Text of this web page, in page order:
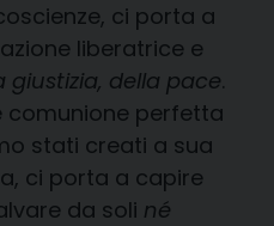
ci porta a
liberatrice e
giustizia, della pace.
comunione perfetta
stati creati a sua
ci porta a capire
da soli né